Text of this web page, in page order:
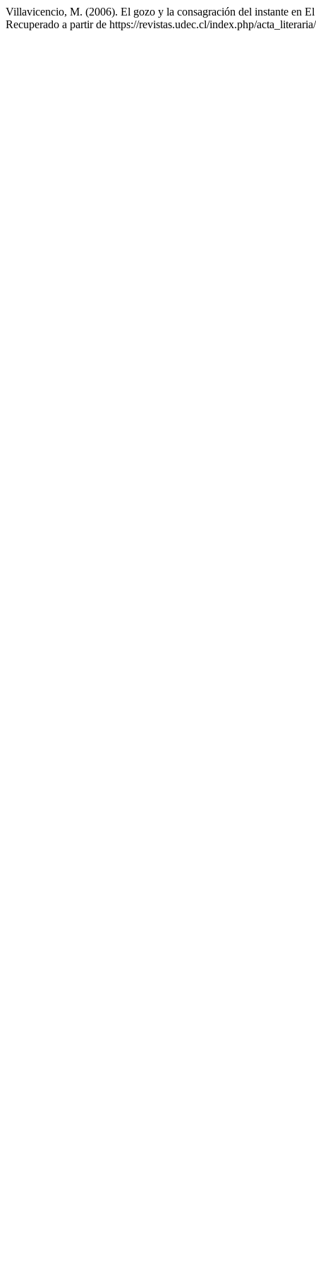
Villavicencio, M. (2006). El gozo y la consagración del instante en
Recuperado a partir de https://revistas.udec.cl/index.php/